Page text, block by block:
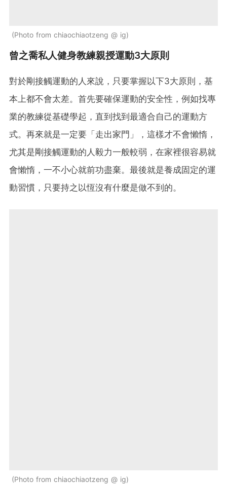
Photo from chiaochiaotzeng @ ig
曾之喬私人健身教練親授運動3大原則
對於剛接觸運動的人來說，只要掌握以下3大原則，基
本上都不會太差。首先要確保運動的安全性，例如找專
業的教練從基礎學起，直到找到最適合自己的運動方
式。再來就是一定要「走出家門」，這樣才不會懶惰，
尤其是剛接觸運動的人毅力一般較弱，在家裡很容易就
會懶惰，一不小心就前功盡棄。最後就是養成固定的運
動習慣，只要持之以恆沒有什麼是做不到的。
Photo from chiaochiaotzeng @ ig